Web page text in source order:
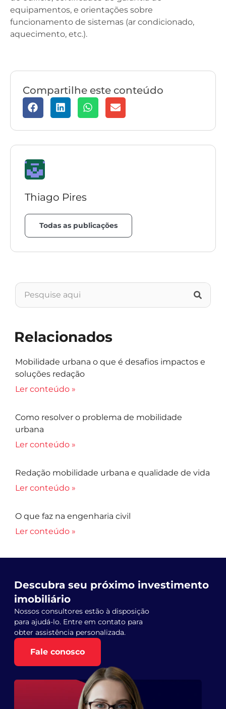
equipamentos, e orientações sobre
funcionamento de sistemas (ar condicionado,
aquecimento, etc.).
Compartilhe este conteúdo
Thiago Pires
Todas as publicações
Relacionados
Mobilidade urbana o que é desafios impactos e
soluções redação
Ler conteúdo »
Como resolver o problema de mobilidade
urbana
Ler conteúdo »
Redação mobilidade urbana e qualidade de vida
Ler conteúdo »
O que faz na engenharia civil
Ler conteúdo »
Descubra seu próximo investimento
imobiliário
Nossos consultores estão à disposição
para ajudá-lo. Entre em contato para
obter assistência personalizada.
Fale conosco